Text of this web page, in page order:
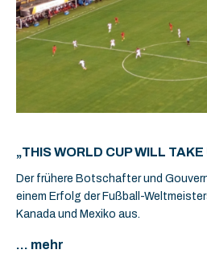
„THIS WORLD CUP WILL
Der frühere Botschafter und
einem Erfolg der Fußball-
Kanada und Mexiko aus.
... mehr